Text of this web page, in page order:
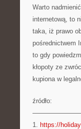
Warto
internetową, to
taka, iż prawo
pośrednictwem
to gdy
kłopoty ze
kupiona w
źródło:
1. https://